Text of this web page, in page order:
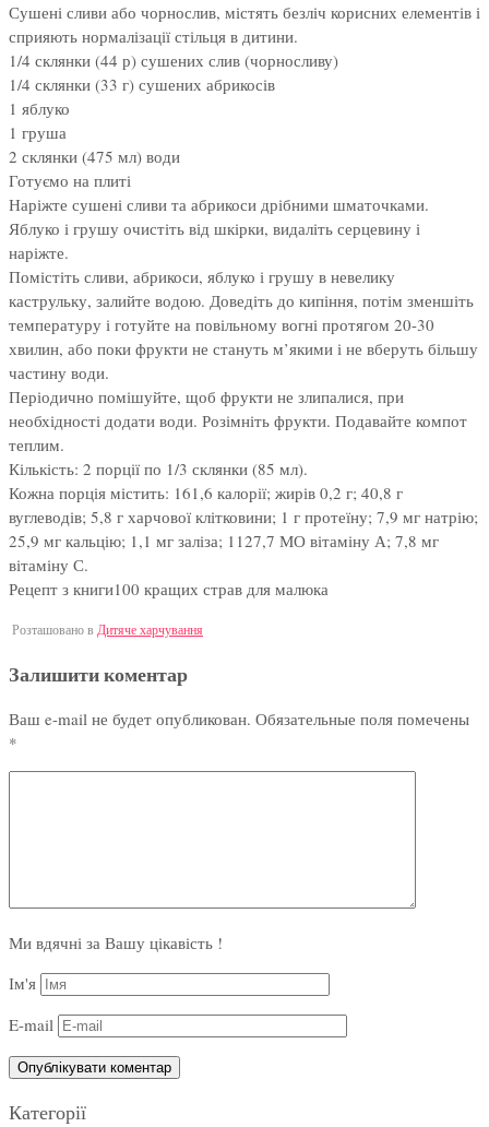
Сушені сливи або чорнослив, містять безліч корисних елементів і
сприяють нормалізації стільця в дитини.
1/4 склянки (44 р) сушених слив (чорносливу)
1/4 склянки (33 г) сушених абрикосів
1 яблуко
1 груша
2 склянки (475 мл) води
Готуємо на плиті
Наріжте сушені сливи та абрикоси дрібними шматочками.
Яблуко і грушу очистіть від шкірки, видаліть серцевину і
наріжте.
Помістіть сливи, абрикоси, яблуко і грушу в невелику
каструльку, залийте водою. Доведіть до кипіння, потім зменшіть
температуру і готуйте на повільному вогні протягом 20-30
хвилин, або поки фрукти не стануть м’якими і не вберуть більшу
частину води.
Періодично помішуйте, щоб фрукти не злипалися, при
необхідності додати води. Розімніть фрукти. Подавайте компот
теплим.
Кількість: 2 порції по 1/3 склянки (85 мл).
Кожна порція містить: 161,6 калорії; жирів 0,2 г; 40,8 г
вуглеводів; 5,8 г харчової клітковини; 1 г протеїну; 7,9 мг натрію;
25,9 мг кальцію; 1,1 мг заліза; 1127,7 МО вітаміну А; 7,8 мг
вітаміну С.
Рецепт з книги100 кращих страв для малюка
Розташовано в Дитяче харчування
Залишити коментар
Ваш e-mail не будет опубликован. Обязательные поля помечены
*
Ми вдячні за Вашу цікавість !
Ім'я
E-mail
Категорії